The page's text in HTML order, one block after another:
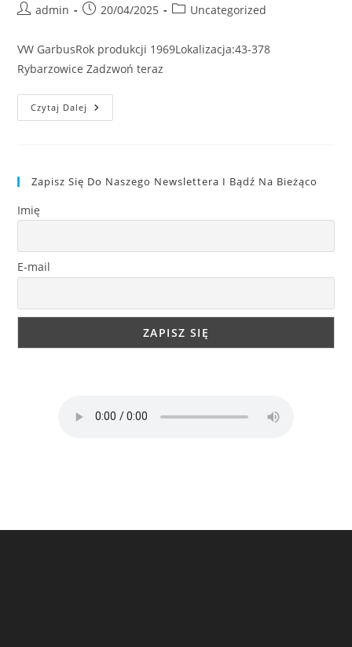
Postadmin
Post20/04/2025
PostUncategorized
VW GarbusRok produkcji 1969Lokalizacja:43-378
Rybarzowice Zadzwoń teraz
Czytaj Dalej VW
Garbus
Zapisz Się Do Naszego Newslettera I Bądź Na Bieżąco
Imię
E-mail